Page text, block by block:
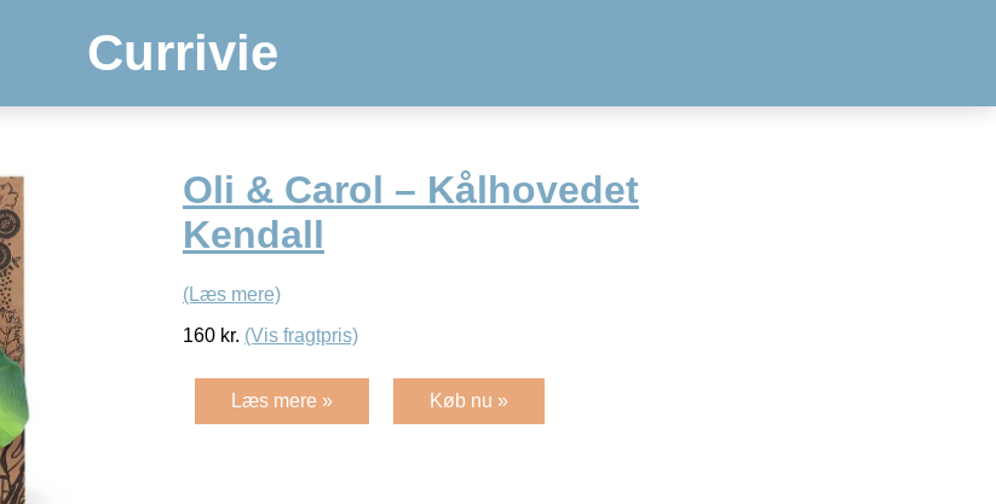
Currivie
Oli & Carol – Kålhovedet
Kendall
(Læs mere)
160 kr. (Vis fragtpris)
Læs mere » Køb nu »